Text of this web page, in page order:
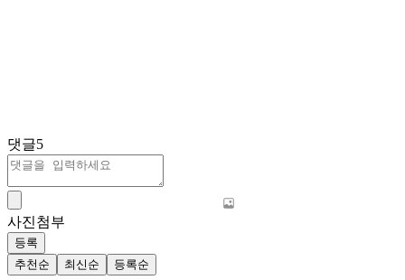
댓글5
사진첨부
등록
추천순
최신순 등록순